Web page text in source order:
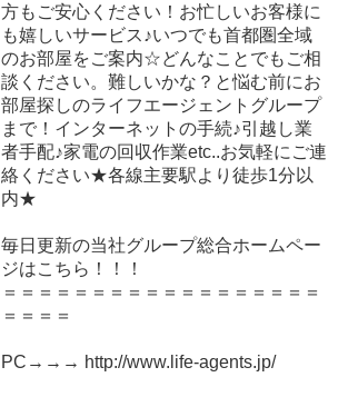
方もご安心ください！お忙しいお客様に
も嬉しいサービス♪いつでも首都圏全域
のお部屋をご案内☆どんなことでもご相
談ください。難しいかな？と悩む前にお
部屋探しのライフエージェントグループ
まで！インターネットの手続♪引越し業
者手配♪家電の回収作業etc..お気軽にご連
絡ください★各線主要駅より徒歩1分以
内★
毎日更新の当社グループ総合ホームペー
ジはこちら！！！
＝＝＝＝＝＝＝＝＝＝＝＝＝＝＝＝＝＝
＝＝＝＝
PC→→→ http://www.life-agents.jp/